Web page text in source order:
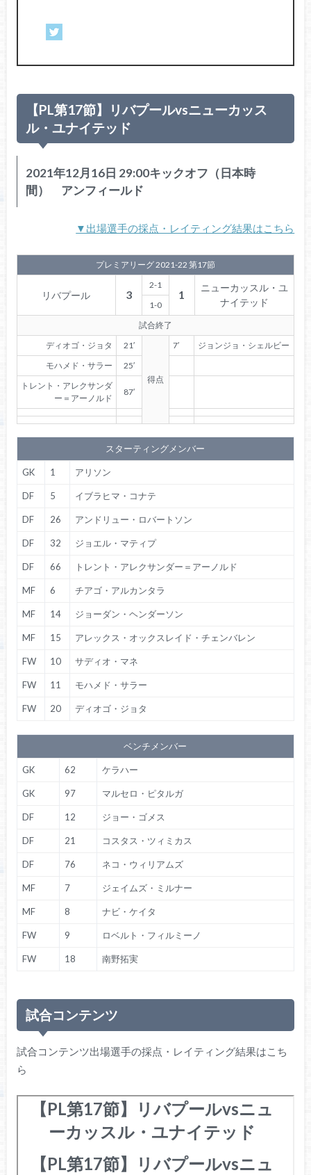
【PL第17節】リバプールvsニューカッス
ル・ユナイテッド
2021年12月16日 29:00キックオフ（日本時
間） アンフィールド
▼出場選手の採点・レイティング結果はこちら
プレミアリーグ 2021-22 第17節
リバプール 3
2-1
1
ニューカッスル・ユ
ナイテッド
1-0
試合終了
ディオゴ・ジョタ
21′
得点
7′
ジョンジョ・シェルビー
モハメド・サラー
25′
トレント・アレクサンダ
ー＝アーノルド
87′
スターティングメンバー
GK 1 アリソン
DF 5 イブラヒマ・コナテ
DF 26 アンドリュー・ロバートソン
DF 32 ジョエル・マティプ
DF 66 トレント・アレクサンダー＝アーノルド
MF 6 チアゴ・アルカンタラ
MF 14 ジョーダン・ヘンダーソン
MF 15 アレックス・オックスレイド・チェンバレン
FW 10 サディオ・マネ
FW 11 モハメド・サラー
FW 20 ディオゴ・ジョタ
ベンチメンバー
GK 62 ケラハー
GK 97 マルセロ・ピタルガ
DF 12 ジョー・ゴメス
DF 21 コスタス・ツィミカス
DF 76 ネコ・ウィリアムズ
MF 7 ジェイムズ・ミルナー
MF 8 ナビ・ケイタ
FW 9 ロベルト・フィルミーノ
FW 18 南野拓実
試合コンテンツ
試合コンテンツ出場選手の採点・レイティング結果はこち
ら